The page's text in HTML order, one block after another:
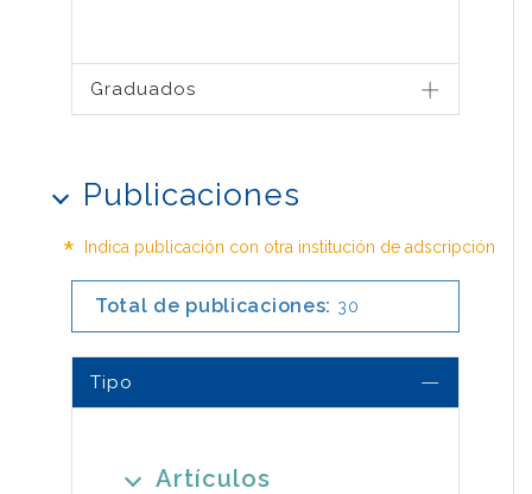
Graduados
Publicaciones
* Indica publicación con otra institución de adscripción
Total de publicaciones: 30
Tipo
Artículos